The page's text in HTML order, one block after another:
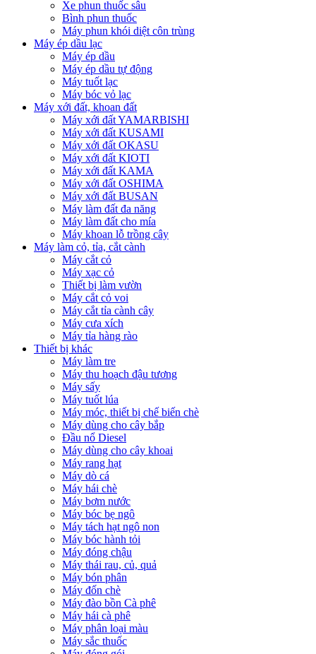
Xe phun thuốc sâu
Bình phun thuốc
Máy phun khói diệt côn trùng
Máy ép dầu lạc
Máy ép dầu
Máy ép dầu tự động
Máy tuốt lạc
Máy bóc vỏ lạc
Máy xới đất, khoan đất
Máy xới đất YAMARBISHI
Máy xới đất KUSAMI
Máy xới đất OKASU
Máy xới đất KIOTI
Máy xới đất KAMA
Máy xới đất OSHIMA
Máy xới đất BUSAN
Máy làm đất đa năng
Máy làm đất cho mía
Máy khoan lỗ trồng cây
Máy làm cỏ, tỉa, cắt cành
Máy cắt cỏ
Máy xạc cỏ
Thiết bị làm vườn
Máy cắt cỏ voi
Máy cắt tỉa cành cây
Máy cưa xích
Máy tỉa hàng rào
Thiết bị khác
Máy làm tre
Máy thu hoạch đậu tương
Máy sấy
Máy tuốt lúa
Máy móc, thiết bị chế biến chè
Máy dùng cho cây bắp
Đầu nổ Diesel
Máy dùng cho cây khoai
Máy rang hạt
Máy dò cá
Máy hái chè
Máy bơm nước
Máy bóc bẹ ngô
Máy tách hạt ngô non
Máy bóc hành tỏi
Máy đóng chậu
Máy thái rau, củ, quả
Máy bón phân
Máy đốn chè
Máy đào bồn Cà phê
Máy hái cà phê
Máy phân loại màu
Máy sắc thuốc